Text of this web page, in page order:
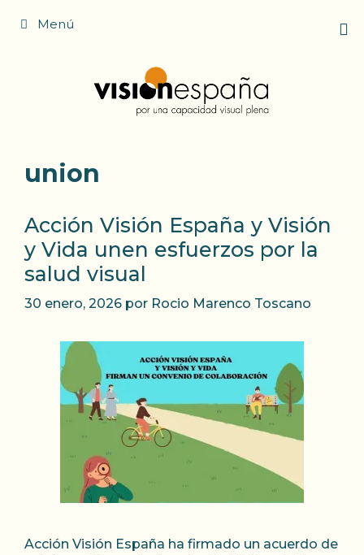
Menú
union
Acción Visión España y Visión
y Vida unen esfuerzos por la
salud visual
30 enero, 2026 por Rocio Marenco Toscano
Acción Visión España ha firmado un acuerdo de